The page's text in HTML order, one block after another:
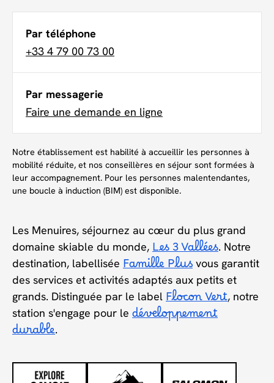
Par téléphone
+33 4 79 00 73 00
Par messagerie
Faire une demande en ligne
Notre établissement est habilité à accueillir les personnes à
mobilité réduite, et nos conseillères en séjour sont formées à
leur accompagnement. Pour les personnes malentendantes,
une boucle à induction (BIM) est disponible.
Les Menuires, séjournez au cœur du plus grand
domaine skiable du monde, Les 3 Vallées. Notre
destination, labellisée Famille Plus vous garantit
des services et activités adaptés aux petits et
grands. Distinguée par le label Flocon Vert, notre
station s'engage pour le développement
durable.